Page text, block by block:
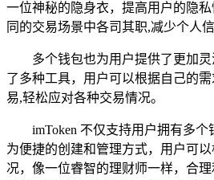
一位神秘的隐身衣，提高用户的隐
同的交易场景中各司其职,减少个人
多个钱包也为用户提供了更加
了多种工具，用户可以根据自己的
易,轻松应对各种交易情况。
imToken 不仅支持用户拥有多
为便捷的创建和管理方式，用户可
况，像一位睿智的理财师一样，合